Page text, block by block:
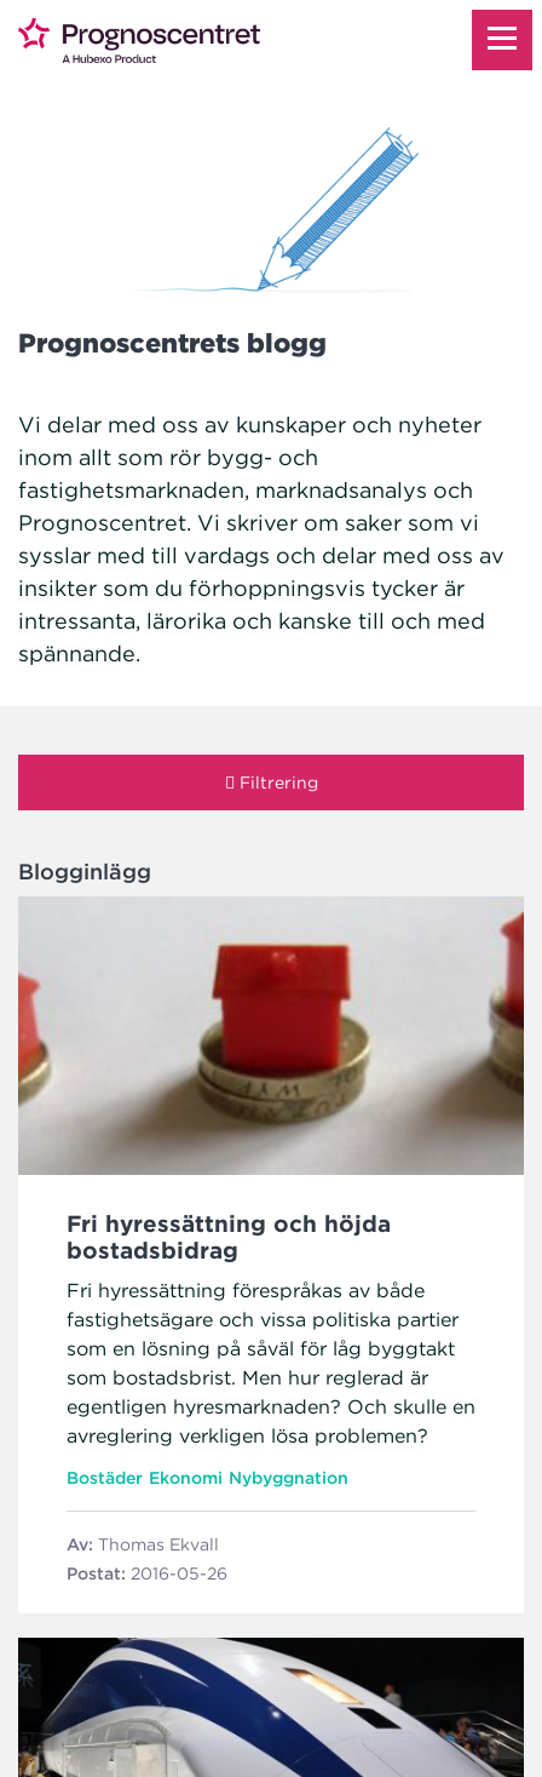
Prognoscentrets blogg
Vi delar med oss av kunskaper och nyheter
inom allt som rör bygg- och
fastighetsmarknaden, marknadsanalys och
Prognoscentret. Vi skriver om saker som vi
sysslar med till vardags och delar med oss av
insikter som du förhoppningsvis tycker är
intressanta, lärorika och kanske till och med
spännande.
Filtrering
Blogginlägg
Fri hyressättning och höjda
bostadsbidrag
Fri hyressättning förespråkas av både
fastighetsägare och vissa politiska partier
som en lösning på såväl för låg byggtakt
som bostadsbrist. Men hur reglerad är
egentligen hyresmarknaden? Och skulle en
avreglering verkligen lösa problemen?
Bostäder Ekonomi Nybyggnation
Av: Thomas Ekvall
Postat: 2016-05-26